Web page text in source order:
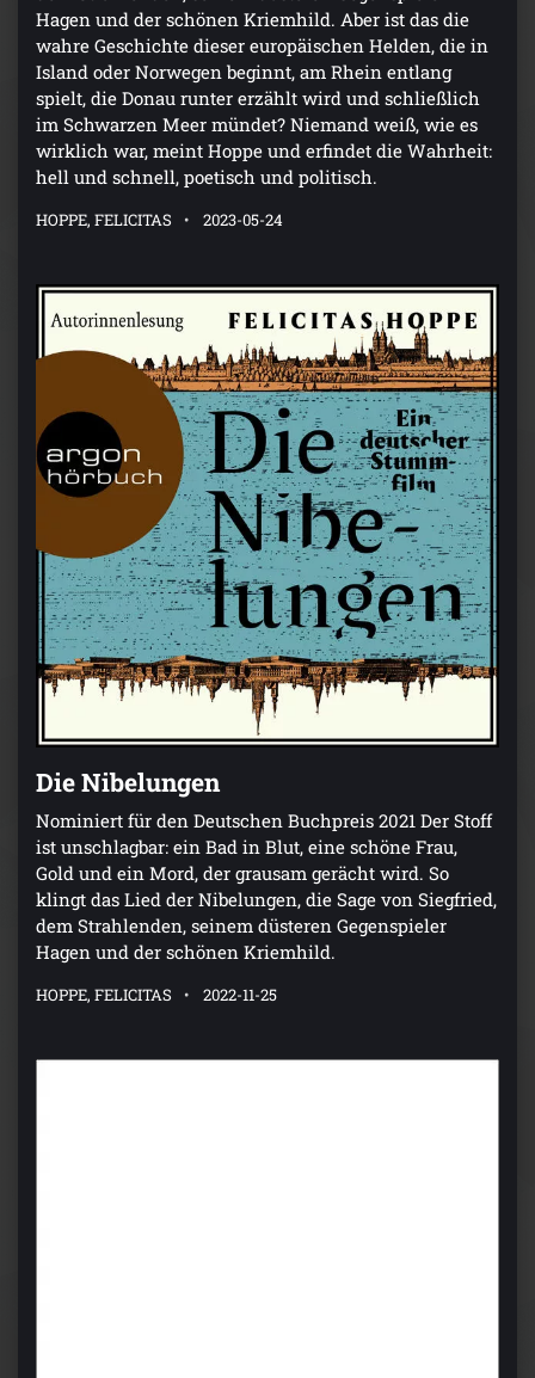
Hagen und der schönen Kriemhild. Aber ist das die
wahre Geschichte dieser europäischen Helden, die in
Island oder Norwegen beginnt, am Rhein entlang
spielt, die Donau runter erzählt wird und schließlich
im Schwarzen Meer mündet? Niemand weiß, wie es
wirklich war, meint Hoppe und erfindet die Wahrheit:
hell und schnell, poetisch und politisch.
HOPPE, FELICITAS 2023-05-24
Die Nibelungen
Nominiert für den Deutschen Buchpreis 2021 Der Stoff
ist unschlagbar: ein Bad in Blut, eine schöne Frau,
Gold und ein Mord, der grausam gerächt wird. So
klingt das Lied der Nibelungen, die Sage von Siegfried,
dem Strahlenden, seinem düsteren Gegenspieler
Hagen und der schönen Kriemhild.
HOPPE, FELICITAS 2022-11-25